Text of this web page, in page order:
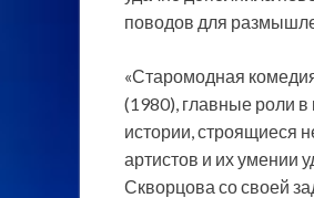
поводов для
«Старомодная
(1980), главные роли
истории, строящиеся
артистов и их умении
Скворцова со своей